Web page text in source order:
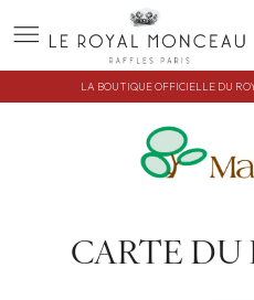
menu
LA BOUTIQUE OFFICIELLE DU
PÂTISSERIES
CARTE DU